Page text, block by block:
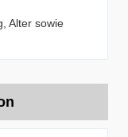
Alter sowie